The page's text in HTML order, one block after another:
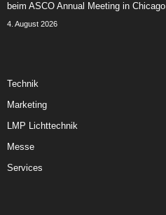
beim ASCO Annual Meeting in Chicago
4. August 2026
Technik
Marketing
LMP Lichttechnik
Messe
Services